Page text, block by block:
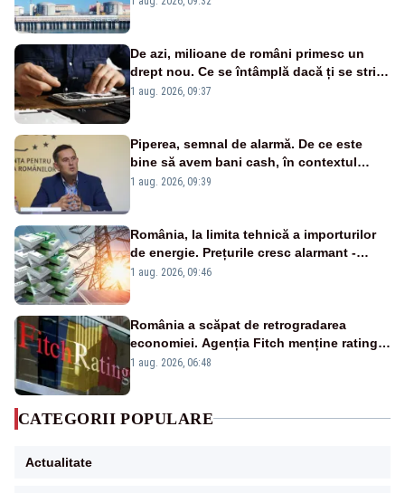
De azi, milioane de români primesc un
drept nou. Ce se întâmplă dacă ți se strică
un produs
1 aug. 2026, 09:37
Piperea, semnal de alarmă. De ce este
bine să avem bani cash, în contextul
alertei energetice?
1 aug. 2026, 09:39
România, la limita tehnică a importurilor
de energie. Prețurile cresc alarmant -
Analiză Realitatea Plus
1 aug. 2026, 09:46
România a scăpat de retrogradarea
economiei. Agenția Fitch menține ratingul
„BBB-” cu perspectivă negativă
1 aug. 2026, 06:48
CATEGORII POPULARE
Actualitate